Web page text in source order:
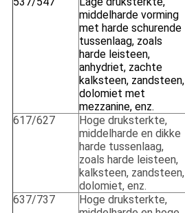
middelharde vorming
met harde schurende
tussenlaag, zoals
harde leisteen,
anhydriet, zachte
kalksteen, zandsteen,
dolomiet met
mezzanine, enz.
617/627
Hoge druksterkte,
middelharde en dikke
harde tussenlaag,
zoals harde leisteen,
kalksteen, zandsteen,
dolomiet, enz.
637/737
Hoge druksterkte,